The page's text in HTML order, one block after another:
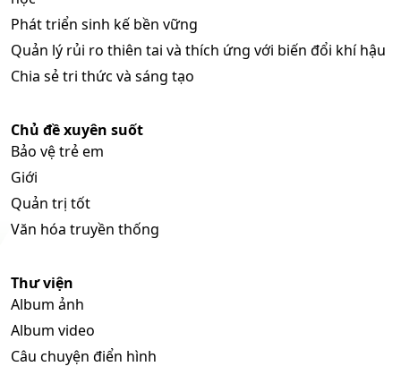
Phát triển sinh kế bền vững
Quản lý rủi ro thiên tai và thích ứng với biến đổi khí hậu
Chia sẻ tri thức và sáng tạo
Chủ đề xuyên suốt
Bảo vệ trẻ em
Giới
Quản trị tốt
Văn hóa truyền thống
Thư viện
Album ảnh
Album video
Câu chuyện điển hình